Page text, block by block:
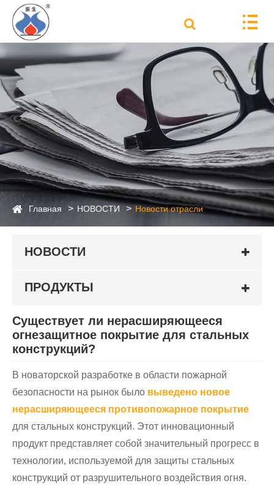
Главная НОВОСТИ Новости отрасли
НОВОСТИ
ПРОДУКТЫ
Существует ли нерасширяющееся
огнезащитное покрытие для стальных
конструкций?
В новаторской разработке в области пожарной
безопасности на рынок было выведено новое
нерасширяющееся противопожарное покрытие
для стальных конструкций. Этот инновационный
продукт представляет собой значительный прогресс в
технологии, используемой для защиты стальных
конструкций от разрушительного воздействия огня.